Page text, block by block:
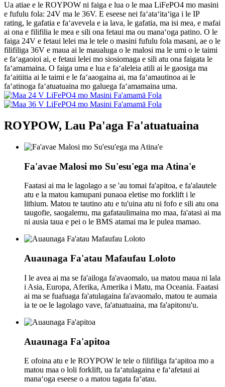
Ua atiae e le ROYPOW ni faiga e lua o le maa LiFePO4 mo masini
e fufulu fola: 24V ma le 36V. E eseese nei faʻataʻitaʻiga i le IP
rating, le gafatia e faʻavevela e ia lava, le gafatia, ma isi mea, e mafai
ai ona e filifilia le mea e sili ona fetaui ma ou manaʻoga patino. O le
faiga 24V e fetaui lelei ma le tele o masini fufulu fola masani, ae o le
filifiliga 36V e maua ai le maualuga o le malosi ma le umi o le taimi
e faʻagaoioi ai, e fetaui lelei mo siosiomaga e sili atu ona faigata le
faʻamamaina. O faiga uma e lua e faʻaleleia atili ai le gaosiga ma
faʻaitiitia ai le taimi e le faʻaaogaina ai, ma faʻamautinoa ai le
faʻatinoga faʻatuatuaina mo galuega faʻamamaina uma.
ROYPOW, Lau Pa'aga Fa'atuatuaina
Fa'avae Malosi mo Su'esu'ega ma Atina'e
Faatasi ai ma le lagolago a se 'au tomai fa'apitoa, e fa'alautele
atu e la matou kamupani punaoa eletise mo forklift i le
lithium. Matou te tautino atu e tu'uina atu ni fofo e sili atu ona
taugofie, saogalemu, ma gafataulimaina mo maa, fa'atasi ai ma
ni ausia taua e pei o le BMS atamai ma le pulea mamao.
Auaunaga Fa'atau Mafaufau Loloto
I le avea ai ma se fa'ailoga fa'avaomalo, ua matou maua ni lala
i Asia, Europa, Aferika, Amerika i Matu, ma Oceania. Faatasi
ai ma se fuafuaga fa'atulagaina fa'avaomalo, matou te aumaia
ia te oe le lagolago vave, fa'atuatuaina, ma fa'apitonu'u.
Auaunaga Fa'apitoa
E ofoina atu e le ROYPOW le tele o filifiliga faʻapitoa mo a
matou maa o loli forklift, ua faʻatulagaina e faʻafetaui ai
manaʻoga eseese o a matou tagata faʻatau.